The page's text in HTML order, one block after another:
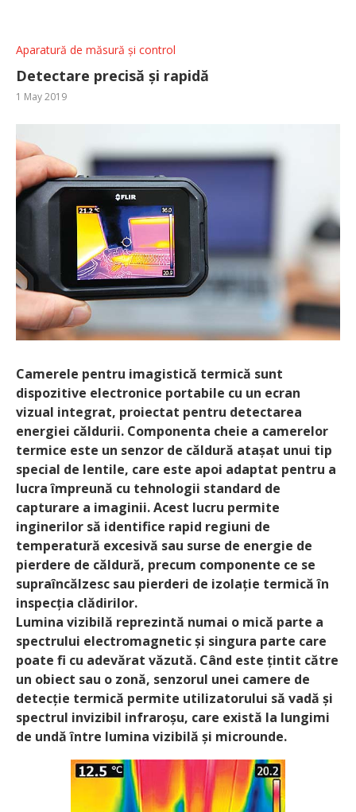
Aparatură de măsură și control
Detectare precisă și rapidă
1 May 2019
Camerele pentru imagistică termică sunt
dispozitive electronice portabile cu un ecran
vizual integrat, proiectat pentru detectarea
energiei căldurii. Componenta cheie a camerelor
termice este un senzor de căldură atașat unui tip
special de lentile, care este apoi adaptat pentru a
lucra împreună cu tehnologii standard de
capturare a imaginii. Acest lucru permite
inginerilor să identifice rapid regiuni de
temperatură excesivă sau surse de energie de
pierdere de căldură, precum componente ce se
supraîncălzesc sau pierderi de izolație termică în
inspecția clădirilor.
Lumina vizibilă reprezintă numai o mică parte a
spectrului electromagnetic și singura parte care
poate fi cu adevărat văzută. Când este țintit către
un obiect sau o zonă, senzorul unei camere de
detecție termică permite utilizatorului să vadă și
spectrul invizibil infraroșu, care există la lungimi
de undă între lumina vizibilă și microunde.